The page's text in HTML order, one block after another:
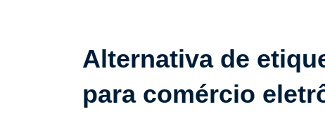
Alternativa de
para comércio